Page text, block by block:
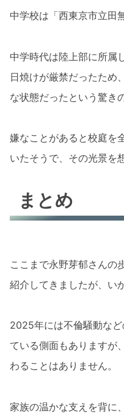
中学校は「西東京市立田
中学時代は陸上部に所属
日焼けが厳禁だったため
な状態だったという驚き
嫌なことがあると校庭を
いたそうで、その光景を
まとめ
ここまで永野芽郁さんの
紹介してきましたが、い
2025年には不倫騒動な
ている側面もありますが
わることはありません。
家族の温かな支えを背に